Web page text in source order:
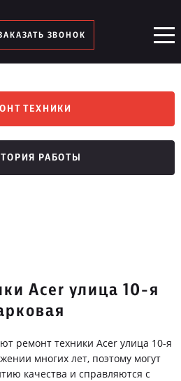
ЗВОНОК
ТЕХНИКИ
РАБОТЫ
Acer улица 10-я
ремонт техники Acer улица 10-я
многих лет, поэтому могут
качества и справляются с